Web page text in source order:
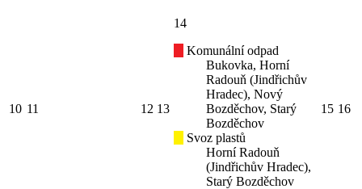
10 11 12 13
14
Komunální odpad
Bukovka, Horní
Radouň (Jindřichův
Hradec), Nový
Bozděchov, Starý
Bozděchov
Svoz plastů
Horní Radouň
(Jindřichův Hradec),
Starý Bozděchov
15 16